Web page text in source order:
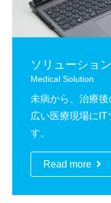
ソリューショ
Medical Solution
未病から、治療
広い医療現場にIT
す。
Read more